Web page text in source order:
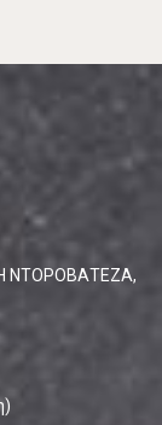
ΝΤΟΡΟΒΑΤΕΖΑ,